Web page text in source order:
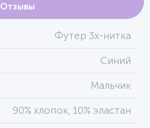
Отзывы
Футер 3х-нитка
Синий
Мальчик
90% хлопок, 10% эластан